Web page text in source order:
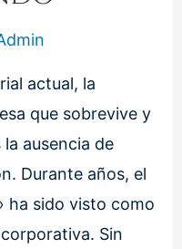
actual, la
que sobrevive y
ausencia de
Durante años, el
ha sido visto como
Sin